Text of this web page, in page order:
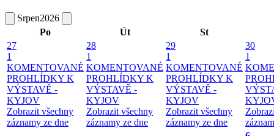
Srpen2026
Po
Út
St
27
1
KOMENTOVANÉ
PROHLÍDKY K
VÝSTAVĚ -
KYJOV
Zobrazit všechny
záznamy ze dne
28
1
KOMENTOVANÉ
PROHLÍDKY K
VÝSTAVĚ -
KYJOV
Zobrazit všechny
záznamy ze dne
29
1
KOMENTOVANÉ
PROHLÍDKY K
VÝSTAVĚ -
KYJOV
Zobrazit všechny
záznamy ze dne
30
1